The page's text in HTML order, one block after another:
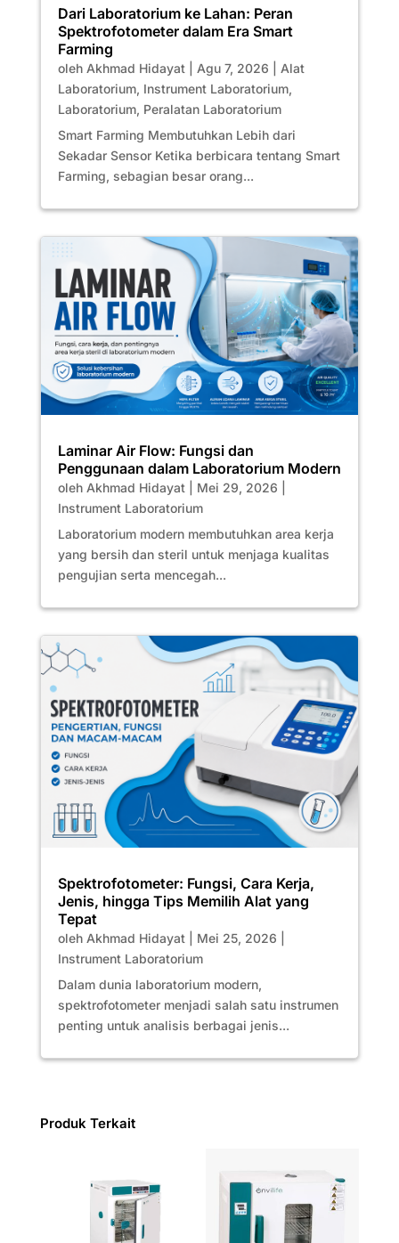
Dari Laboratorium ke Lahan: Peran
Spektrofotometer dalam Era Smart
Farming
oleh Akhmad Hidayat| Agu 7, 2026
Alat
Laboratorium, Instrument Laboratorium,
Laboratorium, Peralatan Laboratorium
Smart Farming Membutuhkan Lebih dari
Sekadar Sensor Ketika berbicara tentang Smart
Farming, sebagian besar orang...
Laminar Air Flow: Fungsi dan
Penggunaan dalam Laboratorium Modern
oleh Akhmad Hidayat| Mei 29, 2026
Instrument Laboratorium
Laboratorium modern membutuhkan area kerja
yang bersih dan steril untuk menjaga kualitas
pengujian serta mencegah...
Spektrofotometer: Fungsi, Cara Kerja,
Jenis, hingga Tips Memilih Alat yang
Tepat
oleh Akhmad Hidayat| Mei 25, 2026
Instrument Laboratorium
Dalam dunia laboratorium modern,
spektrofotometer menjadi salah satu instrumen
penting untuk analisis berbagai jenis...
Produk Terkait